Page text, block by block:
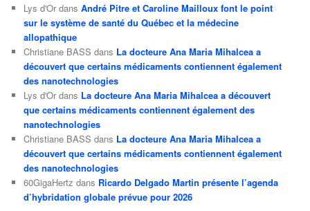
Lys d'Or dansAndré Pitre et Caroline Mailloux font le point
sur le système de santé du Québec et la médecine
allopathique
Christiane BASS dans La docteure Ana Maria Mihalcea a
découvert que certains médicaments contiennent également
des nanotechnologies
Lys d'Or dans La docteure Ana Maria Mihalcea a découvert
que certains médicaments contiennent également des
nanotechnologies
Christiane BASS dans La docteure Ana Maria Mihalcea a
découvert que certains médicaments contiennent également
des nanotechnologies
60GigaHertz dans Ricardo Delgado Martin présente l’agenda
d’hybridation globale prévue pour 2026